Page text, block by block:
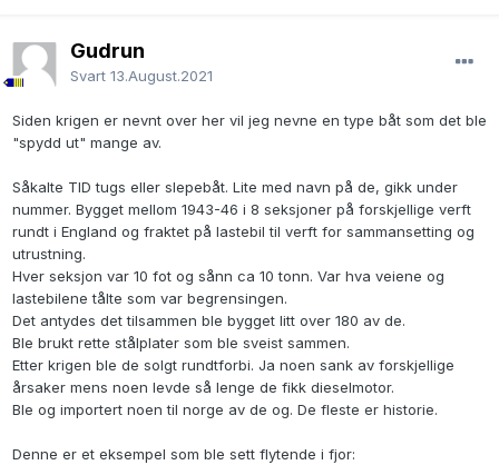
Gudrun
Svart 13.August.2021
Siden krigen er nevnt over her vil jeg nevne en type båt som det ble
"spydd ut" mange av.
Såkalte TID tugs eller slepebåt. Lite med navn på de, gikk under
nummer. Bygget mellom 1943-46 i 8 seksjoner på forskjellige verft
rundt i England og fraktet på lastebil til verft for sammansetting og
utrustning.
Hver seksjon var 10 fot og sånn ca 10 tonn. Var hva veiene og
lastebilene tålte som var begrensingen.
Det antydes det tilsammen ble bygget litt over 180 av de.
Ble brukt rette stålplater som ble sveist sammen.
Etter krigen ble de solgt rundtforbi. Ja noen sank av forskjellige
årsaker mens noen levde så lenge de fikk dieselmotor.
Ble og importert noen til norge av de og. De fleste er historie.
Denne er et eksempel som ble sett flytende i fjor: